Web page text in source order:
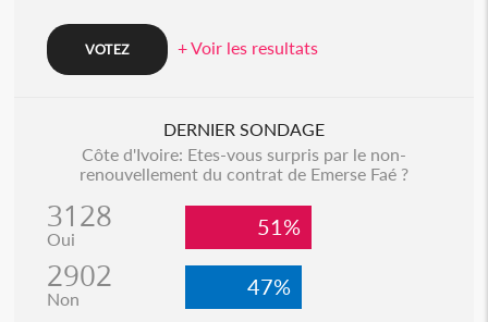
+ Voir les resultats
DERNIER SONDAGE
Côte d'Ivoire: Etes-vous surpris par le non-
renouvellement du contrat de Emerse Faé ?
3128
Oui 51%
2902
Non 47%